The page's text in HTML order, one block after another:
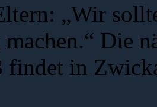
„Wir
Die
findet in